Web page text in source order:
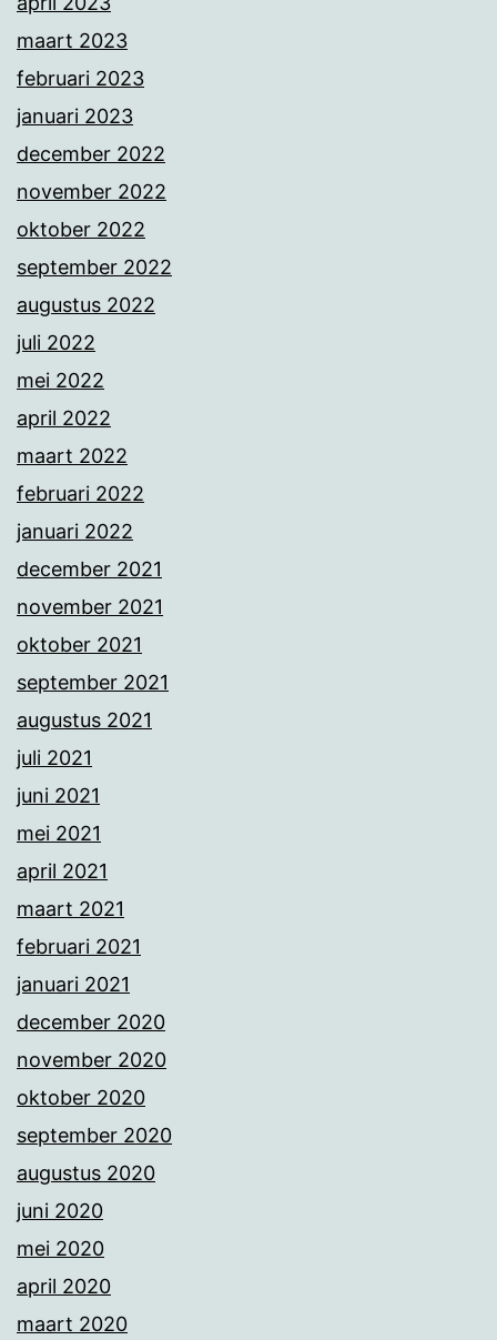
maart 2023
februari 2023
januari 2023
december 2022
november 2022
oktober 2022
september 2022
augustus 2022
juli 2022
mei 2022
april 2022
maart 2022
februari 2022
januari 2022
december 2021
november 2021
oktober 2021
september 2021
augustus 2021
juli 2021
juni 2021
mei 2021
april 2021
maart 2021
februari 2021
januari 2021
december 2020
november 2020
oktober 2020
september 2020
augustus 2020
juni 2020
mei 2020
april 2020
maart 2020